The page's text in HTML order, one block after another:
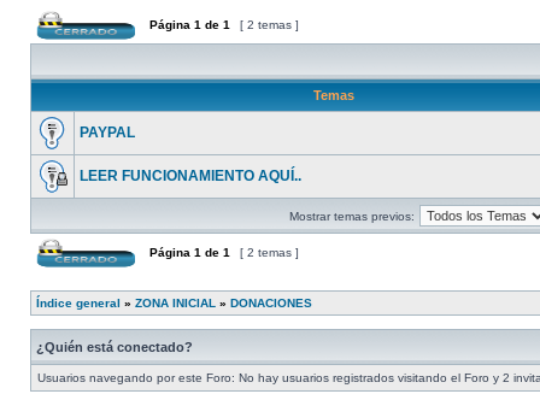
Página 1 de 1 [ 2 temas ]
Temas
PAYPAL
LEER FUNCIONAMIENTO AQUÍ..
Mostrar temas previos:
Página 1 de 1 [ 2 temas ]
Índice general » ZONA INICIAL » DONACIONES
¿Quién está conectado?
Usuarios navegando por este Foro: No hay usuarios registrados visitando el Foro y 2